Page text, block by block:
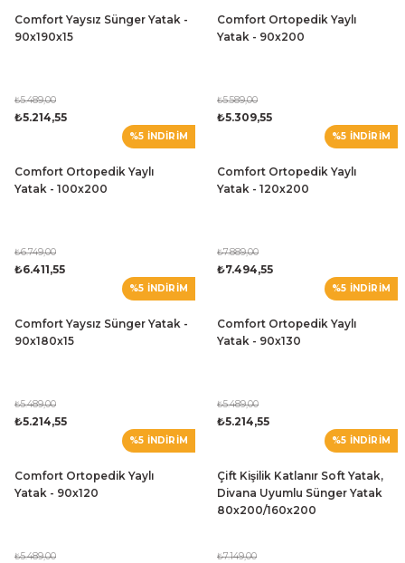
Comfort Yaysız Sünger Yatak -
90x190x15
₺5.489,00
₺5.214,55
Comfort Ortopedik Yaylı
Yatak - 90x200
₺5.589,00
₺5.309,55
%5 İNDİRİM
Comfort Ortopedik Yaylı
Yatak - 100x200
₺6.749,00
₺6.411,55
%5 İNDİRİM
Comfort Ortopedik Yaylı
Yatak - 120x200
₺7.889,00
₺7.494,55
%5 İNDİRİM
Comfort Yaysız Sünger Yatak -
90x180x15
₺5.489,00
₺5.214,55
%5 İNDİRİM
Comfort Ortopedik Yaylı
Yatak - 90x130
₺5.489,00
₺5.214,55
%5 İNDİRİM
Comfort Ortopedik Yaylı
Yatak - 90x120
₺5.489,00
%5 İNDİRİM
Çift Kişilik Katlanır Soft Yatak,
Divana Uyumlu Sünger Yatak
80x200/160x200
₺7.149,00